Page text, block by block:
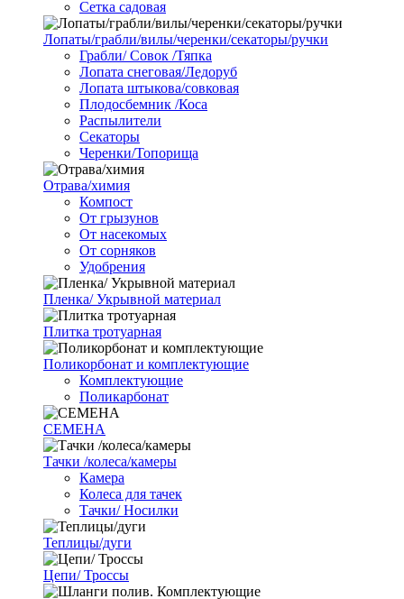
Сетка садовая
Лопаты/грабли/вилы/черенки/секаторы/ручки
Грабли/ Совок /Тяпка
Лопата снеговая/Ледоруб
Лопата штыкова/совковая
Плодосбемник /Коса
Распылители
Секаторы
Черенки/Топорища
Отрава/химия
Компост
От грызунов
От насекомых
От сорняков
Удобрения
Пленка/ Укрывной материал
Плитка тротуарная
Поликорбонат и комплектующие
Комплектующие
Поликарбонат
СЕМЕНА
Тачки /колеса/камеры
Камера
Колеса для тачек
Тачки/ Носилки
Теплицы/дуги
Цепи/ Троссы